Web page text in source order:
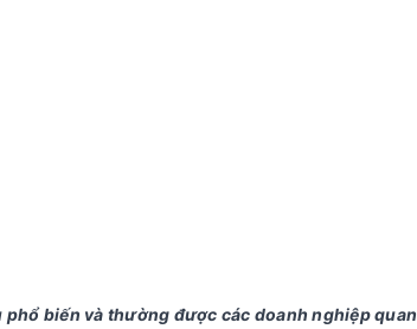
biến và thường được các doanh nghiệp quan